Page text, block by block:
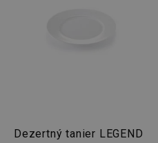
Dezertný tanier LEGEND